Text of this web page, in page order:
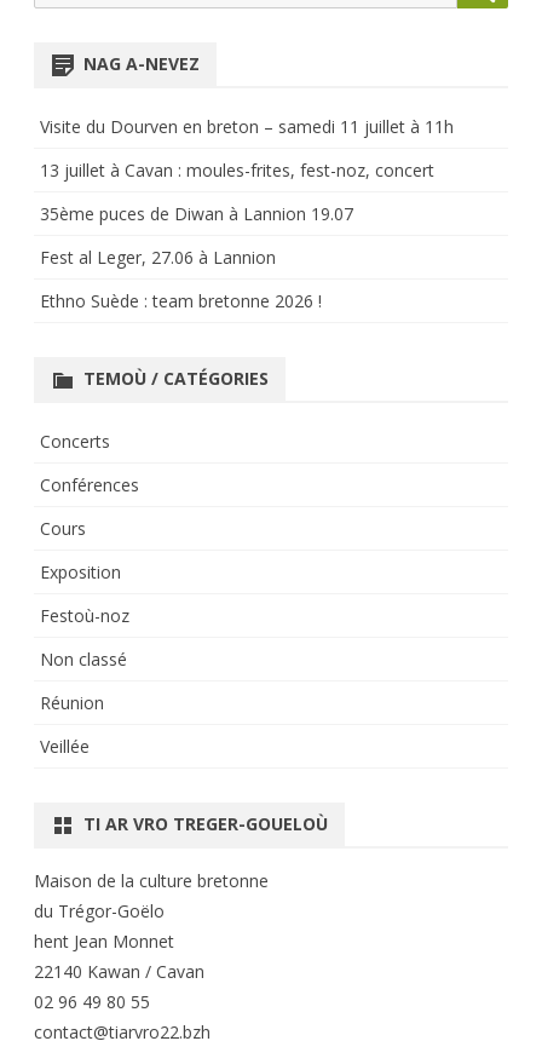
for:
NAG A-NEVEZ
Visite du Dourven en breton – samedi 11 juillet à 11h
13 juillet à Cavan : moules-frites, fest-noz, concert
35ème puces de Diwan à Lannion 19.07
Fest al Leger, 27.06 à Lannion
Ethno Suède : team bretonne 2026 !
TEMOÙ / CATÉGORIES
Concerts
Conférences
Cours
Exposition
Festoù-noz
Non classé
Réunion
Veillée
TI AR VRO TREGER-GOUELOÙ
Maison de la culture bretonne
du Trégor-Goëlo
hent Jean Monnet
22140 Kawan / Cavan
02 96 49 80 55
contact@tiarvro22.bzh